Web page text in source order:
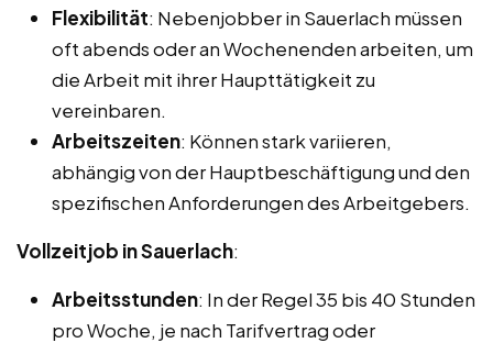
Flexibilität: Nebenjobber in Sauerlach müssen
oft abends oder an Wochenenden arbeiten, um
die Arbeit mit ihrer Haupttätigkeit zu
vereinbaren.
Arbeitszeiten: Können stark variieren,
abhängig von der Hauptbeschäftigung und den
spezifischen Anforderungen des Arbeitgebers.
Vollzeitjob in Sauerlach:
Arbeitsstunden: In der Regel 35 bis 40 Stunden
pro Woche, je nach Tarifvertrag oder